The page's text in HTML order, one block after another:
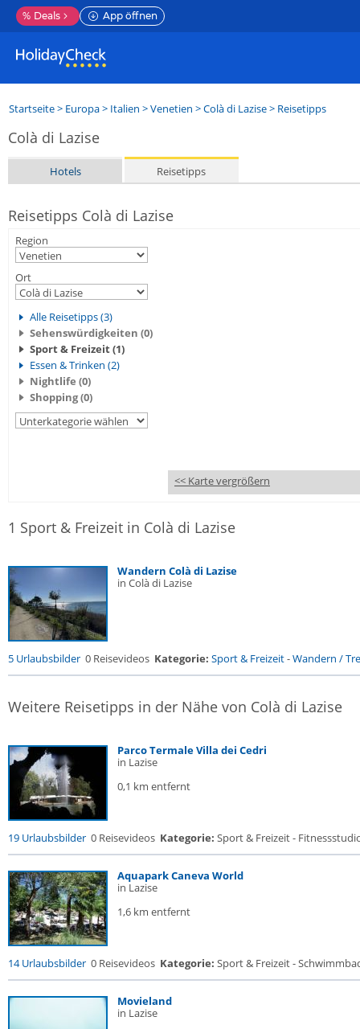
% Deals App öffnen
Startseite> Europa> Italien >Venetien >Colà di Lazise> Reisetipps
Colà di Lazise
Hotels Reisetipps
Reisetipps Colà di Lazise
Region
Ort
Alle Reisetipps (3)
Sehenswürdigkeiten (0)
Sport & Freizeit (1)
Essen & Trinken (2)
Nightlife (0)
Shopping (0)
<< Karte vergrößern
1 Sport & Freizeit in Colà di Lazise
Wandern Colà di Lazise
in Colà di Lazise
5 Urlaubsbilder 0 Reisevideos Kategorie: Sport & Freizeit-Wandern /
Weitere Reisetipps in der Nähe von Colà di Lazise
Parco Termale Villa dei Cedri
in Lazise
0,1 km entfernt
19 Urlaubsbilder 0 Reisevideos Kategorie: Sport & Freizeit -
Aquapark Caneva World
in Lazise
1,6 km entfernt
14 Urlaubsbilder 0 Reisevideos Kategorie: Sport & Freizeit -
Movieland
in Lazise